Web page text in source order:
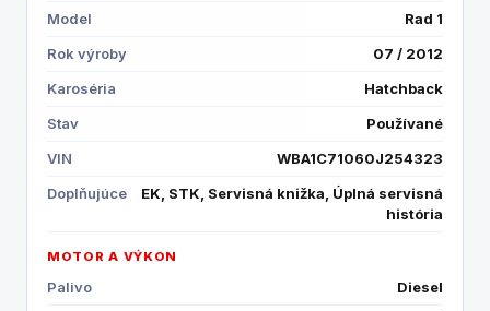
Model
Rad 1
Rok výroby
07 / 2012
Karoséria
Hatchback
Stav
Používané
VIN
WBA1C71060J254323
Doplňujúce
EK, STK, Servisná knižka, Úplná servisná
história
MOTOR A VÝKON
Palivo
Diesel